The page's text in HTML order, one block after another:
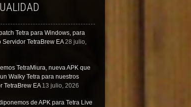
Tetra para Windows, para
Servidor TetraBrew EA 28 julio,
TetraMiura, nueva APK que
Walky Tetra para nuestros
TetraBrew EA 13 julio, 2026
de APK para Tetra Live